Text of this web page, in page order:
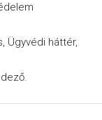
Ügyvédi háttér,